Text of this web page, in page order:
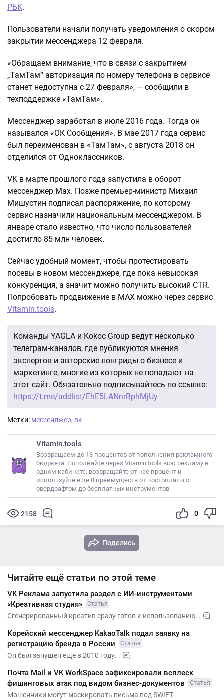
РБК.
Пользователи начали получать уведомления о скором
закрытии мессенджера 12 февраля.
«Обращаем внимание, что в связи с закрытием
„ТамТам“ авторизация по номеру телефона в сервисе
станет недоступна с 27 февраля», — сообщили в
техподдержке «ТамТам».
Мессенджер заработал в июле 2016 года. Тогда он
назывался «ОК Сообщения». В мае 2017 года сервис
был переименован в «ТамТам», с августа 2018 он
отделился от Одноклассников.
VK в марте прошлого года запустила в оборот
мессенджер Max. Позже премьер-министр Михаил
Мишустин подписал распоряжение, по которому
сервис назначили национальным мессенджером. В
январе стало известно, что число пользователей
достигло 85 млн человек.
Сейчас удобный момент, чтобы протестировать
посевы в новом мессенджере, где пока невысокая
конкуренция, а значит можно получить высокий CTR.
Попробовать продвижение в МАХ можно через сервис
Vitamin.tools.
Команды YAGLA и Kokoc Group ведут несколько
телеграм-каналов, где публикуются мнения
экспертов и авторские лонгриды о бизнесе и
маркетинге, многие из которых не попадают на
этот сайт. Обязательно подписывайтесь по ссылке:
https://t.me/addlist/EhE5LANnrBphMjUy
Метки: мессенджер, вк
Vitamin.tools
Возвращаем до 18 процентов от пополнения рекламного
бюджета. Пополняйте через Vitamin.tools всю рекламу в
одном кабинете, возвращайте от нее процент и
используйте еще 8 преимуществ от постоплаты с
овердрафтом до бесплатных инструментов
2158 0
Поделись
Читайте ещё статьи по этой теме
VK Реклама запустила раздел с ИИ-инструментами
«Креативная студия»
Статья
Сгенерированный креатив сразу готов к использованию. .
Корейский мессенджер KakaoTalk подал заявку на
регистрацию бренда в России
Статья
Он был запущен еще в 2010 году. .
Почта Mail и VK WorkSpace зафиксировали всплеск
фишинговых атак под видом бизнес-документов
Статья
Мошенники могут маскировать письма под SWIFT-